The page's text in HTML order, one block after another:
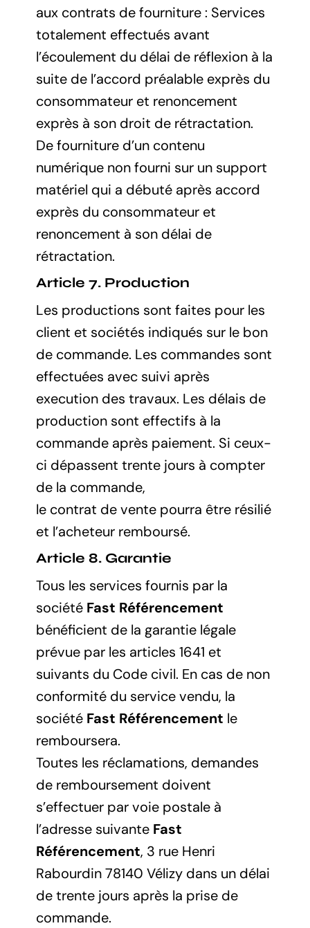
aux contrats de fourniture : Services
totalement effectués avant
l’écoulement du délai de réflexion à la
suite de l’accord préalable exprès du
consommateur et renoncement
exprès à son droit de rétractation.
De fourniture d’un contenu
numérique non fourni sur un support
matériel qui a débuté après accord
exprès du consommateur et
renoncement à son délai de
rétractation.
Article 7. Production
Les productions sont faites pour les
client et sociétés indiqués sur le bon
de commande. Les commandes sont
effectuées avec suivi après
execution des travaux. Les délais de
production sont effectifs à la
commande après paiement. Si ceux-
ci dépassent trente jours à compter
de la commande,
le contrat de vente pourra être résilié
et l’acheteur remboursé.
Article 8. Garantie
Tous les services fournis par la
société Fast Référencement
bénéficient de la garantie légale
prévue par les articles 1641 et
suivants du Code civil. En cas de non
conformité du service vendu, la
société Fast Référencement le
remboursera.
Toutes les réclamations, demandes
de remboursement doivent
s’effectuer par voie postale à
l’adresse suivante Fast
Référencement, 3 rue Henri
Rabourdin 78140 Vélizy dans un délai
de trente jours après la prise de
commande.